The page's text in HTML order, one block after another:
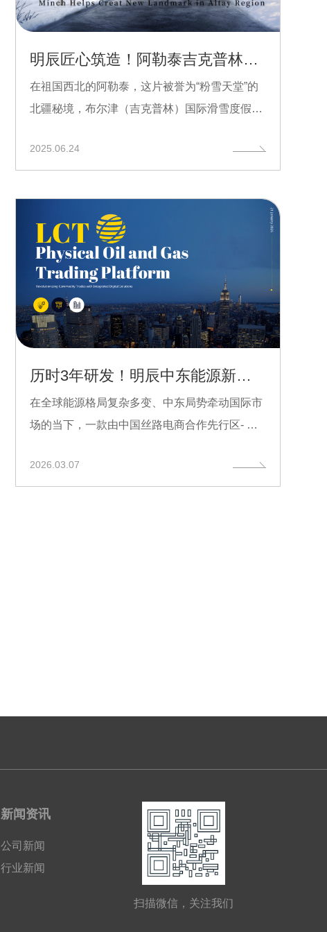
明辰匠心筑造！阿勒泰吉克普林冰雪文旅新地标璀璨启幕
在祖国西北的阿勒泰，这片被誉为“粉雪天堂”的
北疆秘境，布尔津（吉克普林）国际滑雪度假区
2025.06.24
历时3年研发！明辰中东能源新基建LCT平台上线，保障中国能源供应稳定
在全球能源格局复杂多变、中东局势牵动国际市
场的当下，一款由中国丝路电商合作先行区- 丝
2026.03.07
新闻资讯
公司新闻
行业新闻
扫描微信，关注我们